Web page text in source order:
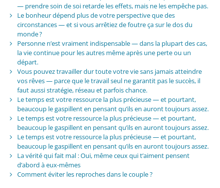
— prendre soin de soi retarde les effets, mais ne les empêche pas.
Le bonheur dépend plus de votre perspective que des
circonstances — et si vous arrêtiez de foutre ça sur le dos du
monde ?
Personne n’est vraiment indispensable — dans la plupart des cas,
la vie continue pour les autres même après une perte ou un
départ.
Vous pouvez travailler dur toute votre vie sans jamais atteindre
vos rêves — parce que le travail seul ne garantit pas le succès, il
faut aussi stratégie, réseau et parfois chance.
Le temps est votre ressource la plus précieuse — et pourtant,
beaucoup le gaspillent en pensant qu’ils en auront toujours assez.
Le temps est votre ressource la plus précieuse — et pourtant,
beaucoup le gaspillent en pensant qu’ils en auront toujours assez.
Le temps est votre ressource la plus précieuse — et pourtant,
beaucoup le gaspillent en pensant qu’ils en auront toujours assez.
La vérité qui fait mal : Oui, même ceux qui t’aiment pensent
d’abord à eux-mêmes
Comment éviter les reproches dans le couple ?